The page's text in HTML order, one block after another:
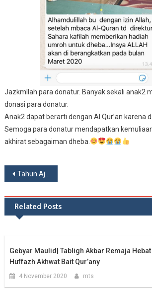
Jazkmllah para donatur. Banyak sekali anak2
donasi para donatur.
Anak2 dapat berarti dengan Al Qur’an karena
Semoga para donatur mendapatkan
akhirat sebagaiman dheba.
Post
navigation
Tahun Ajaran Baru Semangat Baru
Related Posts
Gebyar Maulid| Tabligh Akbar Remaja
Huffazh Akhwat Bait Qur’any
4 November 2020 mts